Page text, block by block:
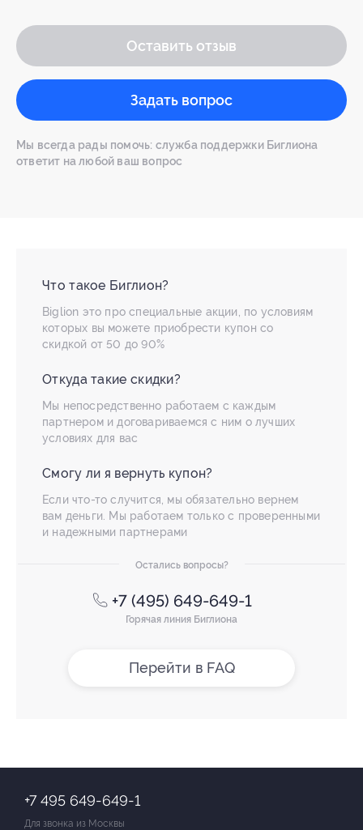
Оставить отзыв
Задать вопрос
Мы всегда рады помочь: служба поддержки Биглиона
ответит на любой ваш вопрос
Что такое Биглион?
Biglion это про специальные акции, по условиям
которых вы можете приобрести купон со
скидкой от 50 до 90%
Откуда такие скидки?
Мы непосредственно работаем с каждым
партнером и договариваемся с ним о лучших
условиях для вас
Смогу ли я вернуть купон?
Если что-то случится, мы обязательно вернем
вам деньги. Мы работаем только с проверенными
и надежными партнерами
Остались вопросы?
+7 (495) 649-649-1
Горячая линия Биглиона
Перейти в FAQ
+7 495 649-649-1
Для звонка из Москвы